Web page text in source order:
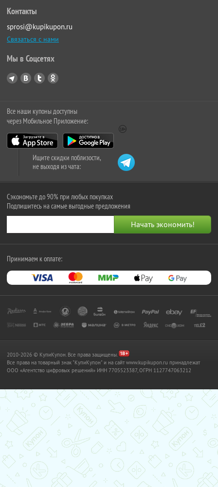
Контакты
sprosi@kupikupon.ru
Связаться с нами
Мы в Соцсетях
Все наши купоны доступны
через Мобильное Приложение:
Ищите скидки поблизости,
не выходя из чата:
Сэкономьте до 90% при любых покупках
Подпишитесь на самые выгодные предложения
Принимаем к оплате:
2010-2026 © КупиКупон. Все права защищены.
Все права на товарный знак "КупиКупон" и на сайт www.kupikupon.ru принадлежат
OOO «Агентство цифровых решений» ИНН 7705523387, ОГРН 1127747063212